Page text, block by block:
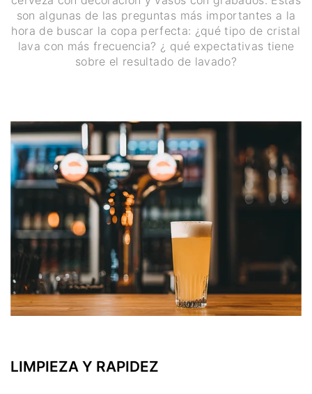
son algunas de las preguntas más importantes a la
hora de buscar la copa perfecta: ¿qué tipo de cristal
lava con más frecuencia? ¿ qué expectativas tiene
sobre el resultado de lavado?
LIMPIEZA Y RAPIDEZ